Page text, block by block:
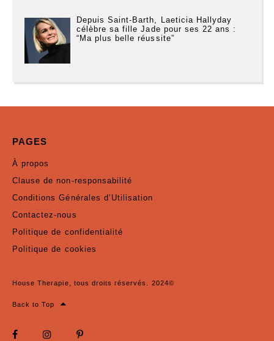
Depuis Saint-Barth, Laeticia Hallyday
célèbre sa fille Jade pour ses 22 ans :
“Ma plus belle réussite”
PAGES
À propos
Clause de non-responsabilité
Conditions Générales d’Utilisation
Contactez-nous
Politique de confidentialité
Politique de cookies
House Therapie, tous droits réservés. 2024©
Back to Top